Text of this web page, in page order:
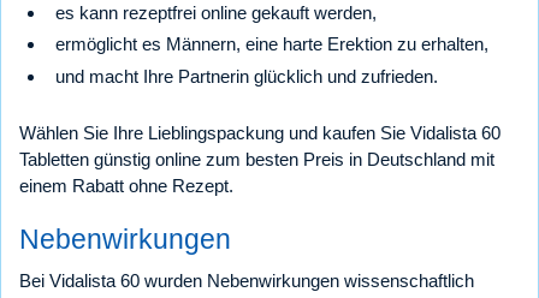
es kann rezeptfrei online gekauft werden,
ermöglicht es Männern, eine harte Erektion zu erhalten,
und macht Ihre Partnerin glücklich und zufrieden.
Wählen Sie Ihre Lieblingspackung und kaufen Sie Vidalista 60
Tabletten günstig online zum besten Preis in Deutschland mit
einem Rabatt ohne Rezept.
Nebenwirkungen
Bei Vidalista 60 wurden Nebenwirkungen wissenschaftlich